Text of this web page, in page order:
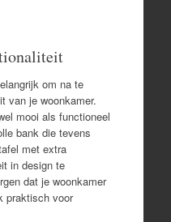
om na te
van je woonkamer.
mooi als functioneel
bank die tevens
met extra
in design te
dat je woonkamer
praktisch voor